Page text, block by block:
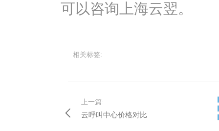
可以咨询上海云翌。
相关标签:
上一篇:
云呼叫中心价格对比